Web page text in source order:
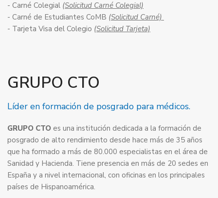
- Carné Colegial (Solicitud Carné Colegial)
- Carné de Estudiantes CoMB (Solicitud Carné)
- Tarjeta Visa del Colegio (Solicitud Tarjeta)
GRUPO CTO
Líder en formación de posgrado para médicos.
GRUPO CTO es una institución dedicada a la formación de
posgrado de alto rendimiento desde hace más de 35 años
que ha formado a más de 80.000 especialistas en el área de
Sanidad y Hacienda. Tiene presencia en más de 20 sedes en
España y a nivel internacional, con oficinas en los principales
países de Hispanoamérica.